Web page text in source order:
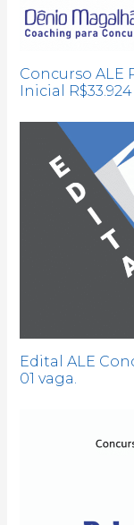
Concurso ALE
Inicial R$33.924
Edital ALE
01 vaga.